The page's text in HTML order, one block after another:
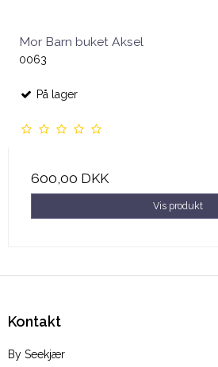
Mor Barn buket Aksel
0063
På lager
600,00 DKK
Vis produkt
Kontakt
By Seekjær